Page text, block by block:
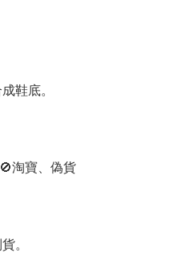
鞋底。
淘寶、偽貨
。